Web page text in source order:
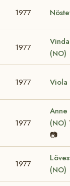
1977
1977
(NO)
1977 Viola
1977
Anne
(NO)
📷
1977
(NO)